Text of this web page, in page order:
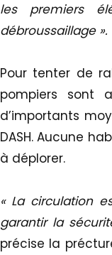
les premiers
débroussaillage ».
Pour tenter de
pompiers sont
d’importants
DASH. Aucune
à déplorer.
« La circulation
garantir la
précise la